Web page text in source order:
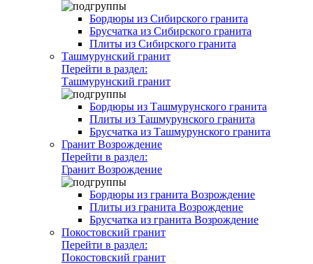
Бордюры из Сибирского гранита
Брусчатка из Сибирского гранита
Плиты из Сибирского гранита
Ташмурунский гранит
Перейти в раздел:
Ташмурунский гранит
Бордюры из Ташмурунского гранита
Плиты из Ташмурунского гранита
Брусчатка из Ташмурунского гранита
Гранит Возрождение
Перейти в раздел:
Гранит Возрождение
Бордюры из гранита Возрождение
Плиты из гранита Возрождение
Брусчатка из гранита Возрождение
Покостовский гранит
Перейти в раздел:
Покостовский гранит